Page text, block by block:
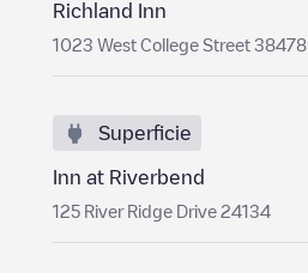
Richland Inn
1023 West College Street 38478
Superficie
Inn at Riverbend
125 River Ridge Drive 24134